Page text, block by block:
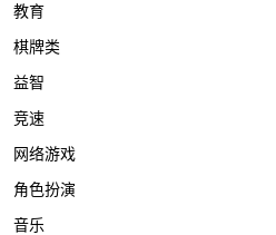
教育
棋牌类
益智
竞速
网络游戏
角色扮演
音乐